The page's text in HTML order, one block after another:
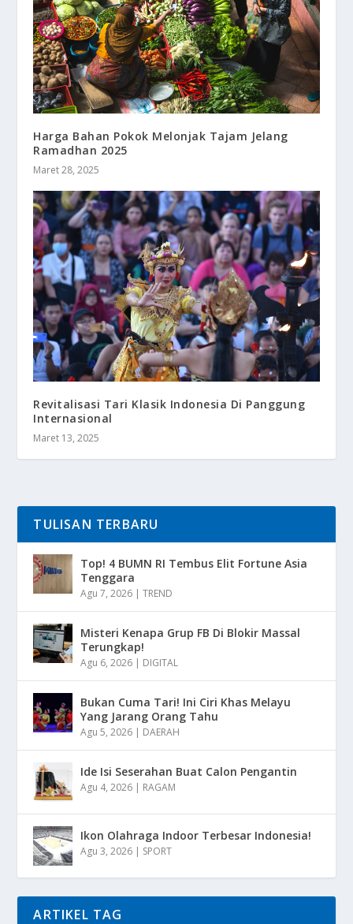
Harga Bahan Pokok Melonjak Tajam Jelang
Ramadhan 2025
Maret 28, 2025
Revitalisasi Tari Klasik Indonesia Di Panggung
Internasional
Maret 13, 2025
TULISAN TERBARU
Top! 4 BUMN RI Tembus Elit Fortune Asia
Tenggara
Agu 7, 2026 |TREND
Misteri Kenapa Grup FB Di Blokir Massal
Terungkap!
Agu 6, 2026 | DIGITAL
Bukan Cuma Tari! Ini Ciri Khas Melayu
Yang Jarang Orang Tahu
Agu 5, 2026 | DAERAH
Ide Isi Seserahan Buat Calon Pengantin
Agu 4, 2026 | RAGAM
Ikon Olahraga Indoor Terbesar Indonesia!
Agu 3, 2026 | SPORT
ARTIKEL TAG